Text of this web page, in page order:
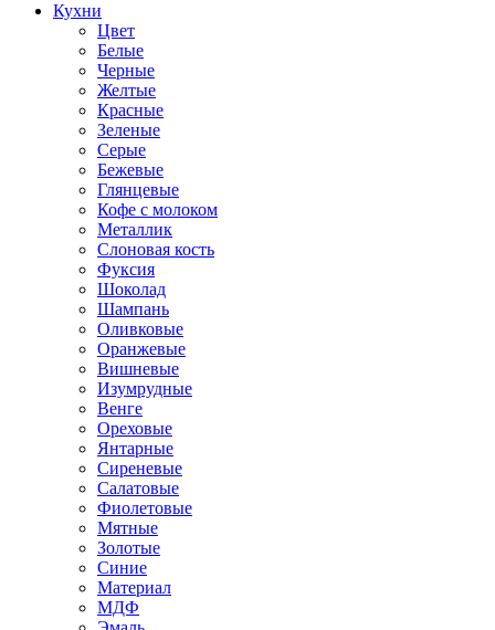
Кухни
Цвет
Белые
Черные
Желтые
Красные
Зеленые
Серые
Бежевые
Глянцевые
Кофе с молоком
Металлик
Слоновая кость
Фуксия
Шоколад
Шампань
Оливковые
Оранжевые
Вишневые
Изумрудные
Венге
Ореховые
Янтарные
Сиреневые
Салатовые
Фиолетовые
Мятные
Золотые
Синие
Материал
МДФ